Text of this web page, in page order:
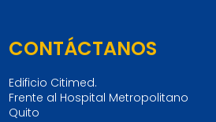
CONTÁCTANOS
Edificio Citimed.
Frente al Hospital Metropolitano
Quito